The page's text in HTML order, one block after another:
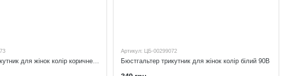
Бюстгальтер трикутник для жінок колір коричневий 90B
Артикул: ЦБ-00299072
Бюстгальтер трикутник для жінок колір білий 90B